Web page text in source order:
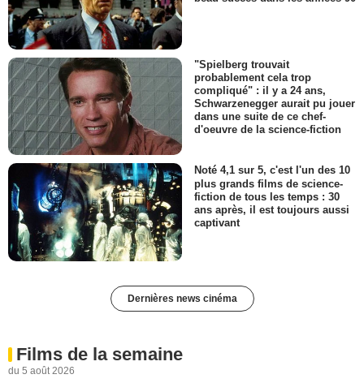
"Spielberg trouvait
probablement cela trop
compliqué" : il y a 24 ans,
Schwarzenegger aurait pu jouer
dans une suite de ce chef-
d'oeuvre de la science-fiction
Noté 4,1 sur 5, c'est l'un des 10
plus grands films de science-
fiction de tous les temps : 30
ans après, il est toujours aussi
captivant
Dernières news cinéma
Films de la semaine
du 5 août 2026